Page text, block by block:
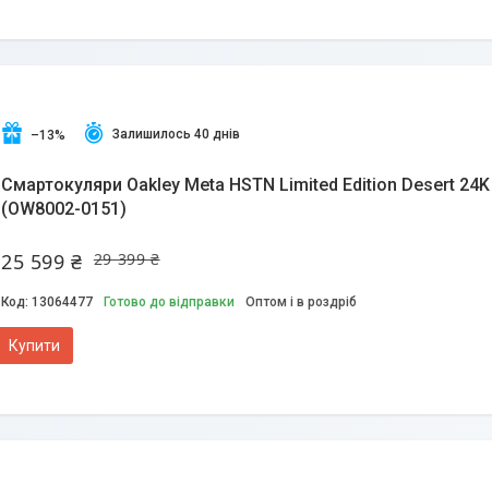
–13% Залишилось 40 днів
Смартокуляри Oakley Meta HSTN Limited Edition Desert
(OW8002-0151)
29 399 ₴
25 599 ₴
13064477 Готово до відправки Оптом і в роздріб
Купити